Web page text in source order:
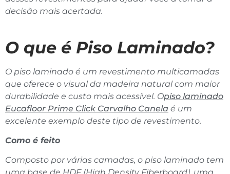
decisão mais acertada.
O que é Piso Laminado?
O piso laminado é um revestimento multicamadas
que oferece o visual da madeira natural com maior
durabilidade e custo mais acessível. Opiso laminado
Eucafloor Prime Click Carvalho Canela é um
excelente exemplo deste tipo de revestimento.
Como é feito
Composto por várias camadas, o piso laminado tem